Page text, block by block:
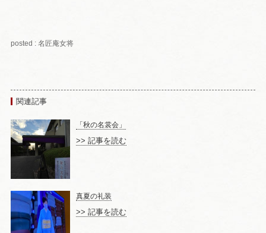
posted : 名匠庵女将
関連記事
「秋の名裳会」
>> 記事を読む
真夏の礼装
>> 記事を読む